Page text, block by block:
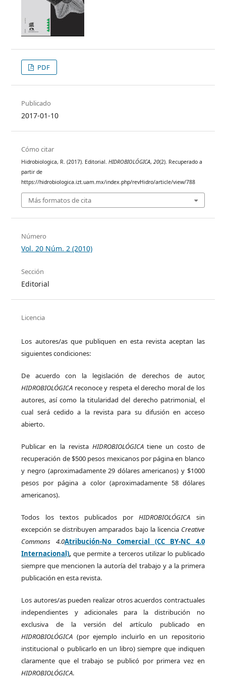
PDF
Publicado
2017-01-10
Cómo citar
Hidrobiologica, R. (2017). Editorial.HIDROBIOLÓGICA,20(2). Recuperado a
partir de
https://hidrobiologica.izt.uam.mx/index.php/revHidro/article/view/788
Más formatos de cita
Número
Vol. 20 Núm. 2 (2010)
Sección
Editorial
Licencia
Los autores/as que publiquen en esta revista aceptan las
siguientes condiciones:
De acuerdo con la legislación de derechos de autor,
HIDROBIOLÓGICA reconoce y respeta el derecho moral de los
autores, así como la titularidad del derecho patrimonial, el
cual será cedido a la revista para su difusión en acceso
abierto.
Publicar en la revista HIDROBIOLÓGICAtiene un costo de
recuperación de $500 pesos mexicanos por página en blanco
y negro (aproximadamente 29 dólares americanos) y $1000
pesos por página a color (aproximadamente 58 dólares
americanos).
Todos los textos publicados porHIDROBIOLÓGICA sin
excepción se distribuyen amparados bajo la licencia Creative
Commons 4.0Atribución-No Comercial (CC BY-NC 4.0
Internacional),que permite a terceros utilizar lo publicado
siempre que mencionen la autoría del trabajo y a la primera
publicación en esta revista.
Los autores/as pueden realizar otros acuerdos contractuales
independientes y adicionales para la distribución no
exclusiva de la versión del artículo publicado en
HIDROBIOLÓGICA (por ejemplo incluirlo en un repositorio
institucional o publicarlo en un libro) siempre que indiquen
claramente que el trabajo se publicó por primera vez en
HIDROBIOLÓGICA.